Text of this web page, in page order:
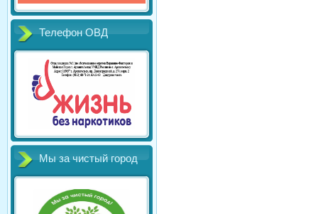
Телефон ОВД
Мы за чистый город